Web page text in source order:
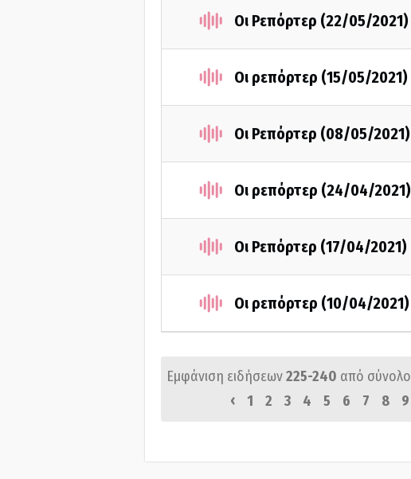
Οι Ρεπόρτερ (22/05/2021)
Οι ρεπόρτερ (15/05/2021)
Οι Ρεπόρτερ (08/05/2021)
Οι ρεπόρτερ (24/04/2021)
Οι Ρεπόρτερ (17/04/2021)
Οι ρεπόρτερ (10/04/2021)
Εμφάνιση ειδήσεων225-240 από σύνολο
‹
1 2 3 4 5 6 7 8 9